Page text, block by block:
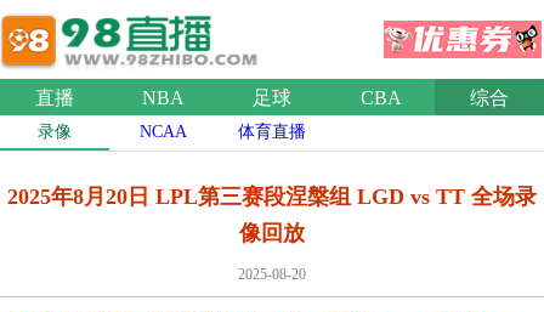
直播 NBA 足球 CBA 综合
录像 NCAA 体育直播
2025年8月20日 LPL第三赛段涅槃组 LGD vs TT 全场录
像回放
2025-08-20